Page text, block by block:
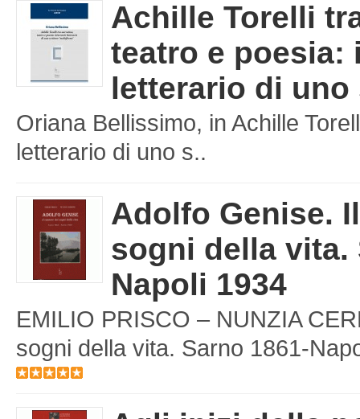
Achille Torelli
teatro e poesia:
letterario di uno
Oriana Bellissimo, in Achille
letterario di uno s..
Adolfo Genise.
sogni della vita.
Napoli 1934
EMILIO PRISCO – NUNZIA
sogni della vita. Sarno 1861-